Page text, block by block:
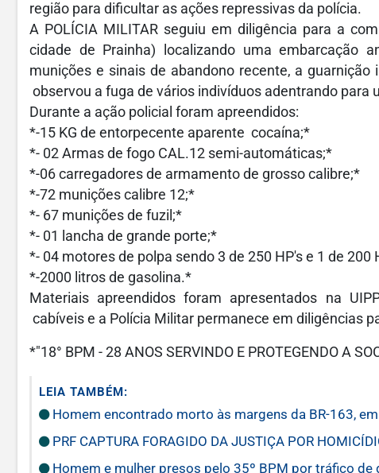
região para dificultar as ações repressivas da polícia.
A POLÍCIA MILITAR seguiu em diligência para a
cidade de Prainha) localizando uma embarcação
munições e sinais de abandono recente, a
observou a fuga de vários indivíduos adentrando para
Durante a ação policial foram apreendidos:
*-15 KG de entorpecente aparente cocaína;*
*- 02 Armas de fogo CAL.12 semi-automáticas;*
*-06 carregadores de armamento de grosso calibre;*
*-72 munições calibre 12;*
*- 67 munições de fuzil;*
*- 01 lancha de grande porte;*
*- 04 motores de polpa sendo 3 de 250 HP's e 1 de 200
*-2000 litros de gasolina.*
Materiais apreendidos foram apresentados na
cabíveis e a Polícia Militar permanece em diligências
*"18° BPM - 28 ANOS SERVINDO E PROTEGENDO A
LEIA TAMBÉM:
Homem encontrado morto às margens da BR-163,
PRF CAPTURA FORAGIDO DA JUSTIÇA POR
Homem e mulher presos pelo 35º BPM por tráfico de